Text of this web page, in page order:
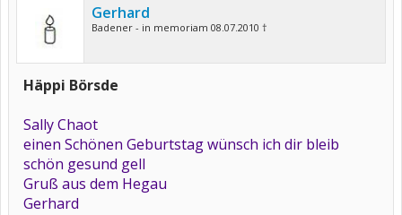
Gerhard
Badener - in memoriam 08.07.2010 †
Häppi Börsde
Sally Chaot
einen Schönen Geburtstag wünsch ich dir bleib
schön gesund gell
Gruß aus dem Hegau
Gerhard